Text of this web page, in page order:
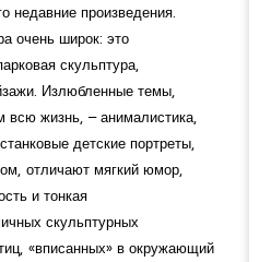
недавние произведения.
очень широк: это
скульптура,
Излюбленные темы,
всю жизнь, – анималистика,
детские портреты,
отличают мягкий юмор,
и тонкая
скульптурных
«вписанных» в окружающий